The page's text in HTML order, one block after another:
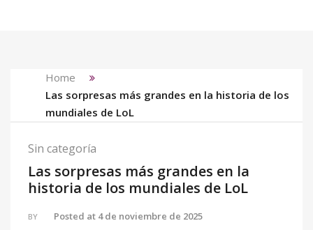
Home
Las sorpresas más grandes en la historia de los
mundiales de LoL
Sin categoría
Las sorpresas más grandes en la
historia de los mundiales de LoL
BY Posted at 4 de noviembre de 2025